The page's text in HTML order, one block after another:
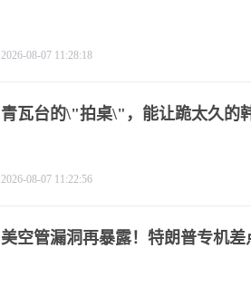
2026-08-07 11:28:18
青瓦台的\"拍桌\"，能让跪太久的
2026-08-07 11:22:56
美空管漏洞再暴露！特朗普专机差